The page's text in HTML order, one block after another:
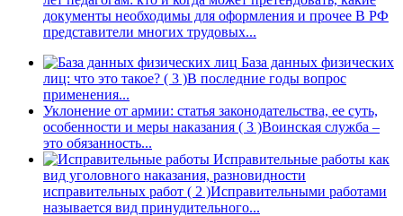
документы необходимы для оформления и прочее В РФ
представители многих трудовых...
База данных физических
лиц: что это такое? ( 3 )В последние годы вопрос
применения...
Уклонение от армии: статья законодательства, ее суть,
особенности и меры наказания ( 3 )Воинская служба –
это обязанность...
Исправительные работы как
вид уголовного наказания, разновидности
исправительных работ ( 2 )Исправительными работами
называется вид принудительного...